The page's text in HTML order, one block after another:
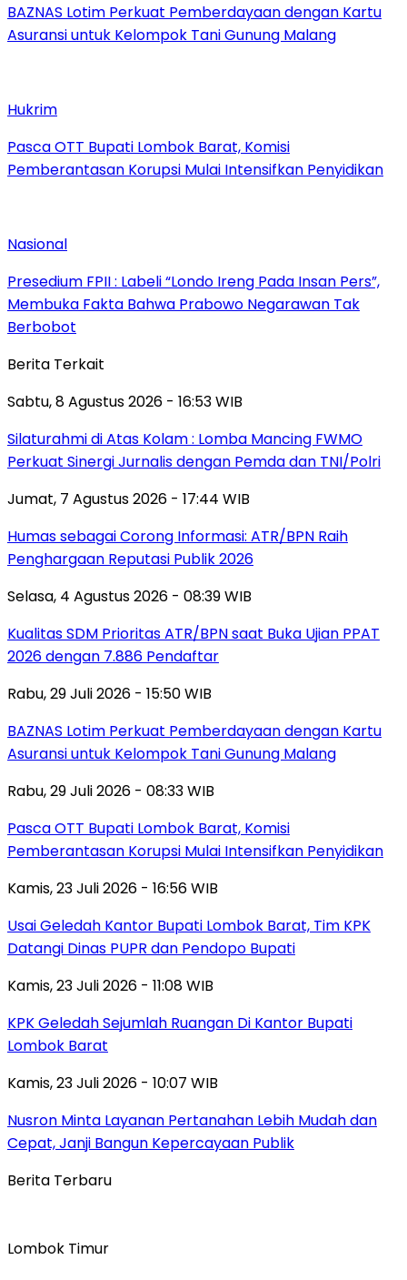
BAZNAS Lotim Perkuat Pemberdayaan dengan Kartu
Asuransi untuk Kelompok Tani Gunung Malang
Hukrim
Pasca OTT Bupati Lombok Barat, Komisi
Pemberantasan Korupsi Mulai Intensifkan Penyidikan
Nasional
Presedium FPII : Labeli “Londo Ireng Pada Insan Pers”,
Membuka Fakta Bahwa Prabowo Negarawan Tak
Berbobot
Berita Terkait
Sabtu, 8 Agustus 2026 - 16:53 WIB
Silaturahmi di Atas Kolam : Lomba Mancing FWMO
Perkuat Sinergi Jurnalis dengan Pemda dan TNI/Polri
Jumat, 7 Agustus 2026 - 17:44 WIB
Humas sebagai Corong Informasi: ATR/BPN Raih
Penghargaan Reputasi Publik 2026
Selasa, 4 Agustus 2026 - 08:39 WIB
Kualitas SDM Prioritas ATR/BPN saat Buka Ujian PPAT
2026 dengan 7.886 Pendaftar
Rabu, 29 Juli 2026 - 15:50 WIB
BAZNAS Lotim Perkuat Pemberdayaan dengan Kartu
Asuransi untuk Kelompok Tani Gunung Malang
Rabu, 29 Juli 2026 - 08:33 WIB
Pasca OTT Bupati Lombok Barat, Komisi
Pemberantasan Korupsi Mulai Intensifkan Penyidikan
Kamis, 23 Juli 2026 - 16:56 WIB
Usai Geledah Kantor Bupati Lombok Barat, Tim KPK
Datangi Dinas PUPR dan Pendopo Bupati
Kamis, 23 Juli 2026 - 11:08 WIB
KPK Geledah Sejumlah Ruangan Di Kantor Bupati
Lombok Barat
Kamis, 23 Juli 2026 - 10:07 WIB
Nusron Minta Layanan Pertanahan Lebih Mudah dan
Cepat, Janji Bangun Kepercayaan Publik
Berita Terbaru
Lombok Timur